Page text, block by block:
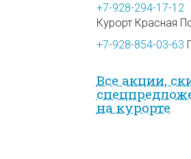
+7-928-294-17-12
Курорт Красная
+7-928-854-03-63
Все акции,
на курорте